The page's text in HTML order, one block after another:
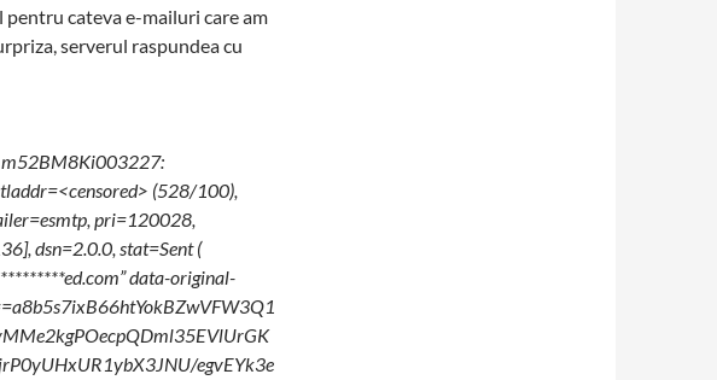
cateva e-mailuri care am
serverul raspundea cu
m52BM8Ki003227:
(528/100),
pri=120028,
dsn=2.0.0, stat=Sent (
data-original-
egvEYk3e